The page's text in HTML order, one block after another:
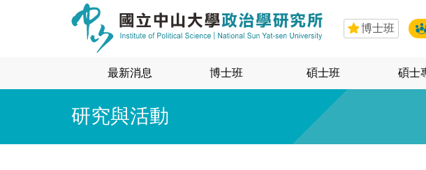
博士班
最新消息 博士班 碩士班 碩士
研究與活動